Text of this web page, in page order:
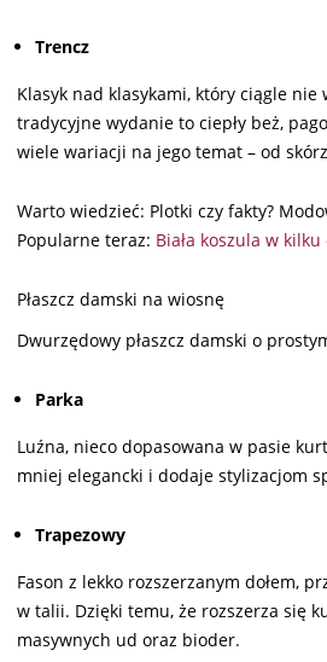
Trencz
Klasyk nad klasykami, który ciągle nie
tradycyjne wydanie to ciepły beż,
wiele wariacji na jego temat – od
Warto wiedzieć: Plotki czy fakty?
Popularne teraz: Biała koszula w
Płaszcz damski na wiosnę
Dwurzędowy płaszcz damski o
Parka
Luźna, nieco dopasowana w pasie
mniej elegancki i dodaje stylizacjom
Trapezowy
Fason z lekko rozszerzanym dołem,
w talii. Dzięki temu, że rozszerza się
masywnych ud oraz bioder.